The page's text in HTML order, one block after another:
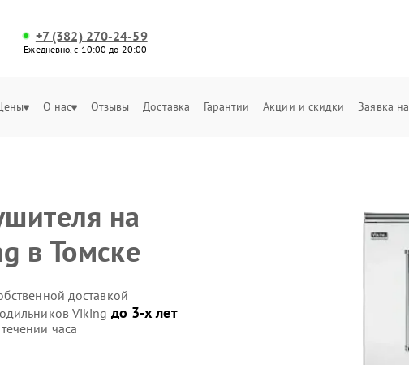
+7 (382) 270-24-59
Ежедневно, с 10:00 до 20:00
О нас Отзывы Доставка Гарантии Акции и скидки Заявка
на
в Томске
доставкой
Viking до 3-х лет
часа